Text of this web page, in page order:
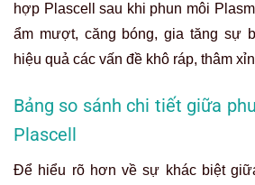
hợp Plascell sau khi phun môi
ẩm mượt, căng bóng, gia tăng sự
hiệu quả các vấn đề khô ráp, thâm
Bảng so sánh chi tiết giữa
Plascell
Để hiểu rõ hơn về sự khác biệt